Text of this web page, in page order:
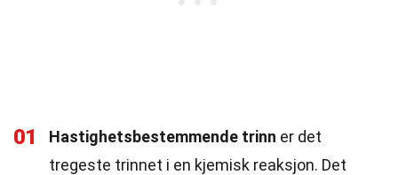
01 Hastighetsbestemmende trinn er det
tregeste trinnet i en kjemisk reaksjon. Det